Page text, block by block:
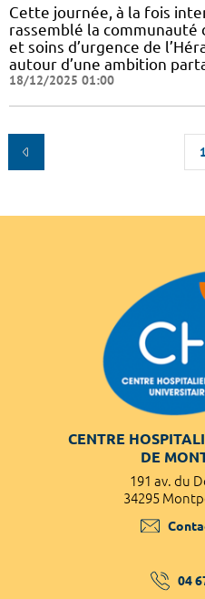
Cette journée, à la fois
rassemblé la
et soins d’urgence de
autour d’une ambition
18/12/2025 01:00
1
CENTRE
DE
191 av. du
34295
04